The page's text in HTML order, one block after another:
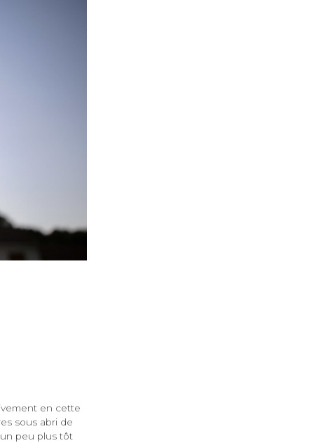
en cette
sous abri de
peu plus tôt